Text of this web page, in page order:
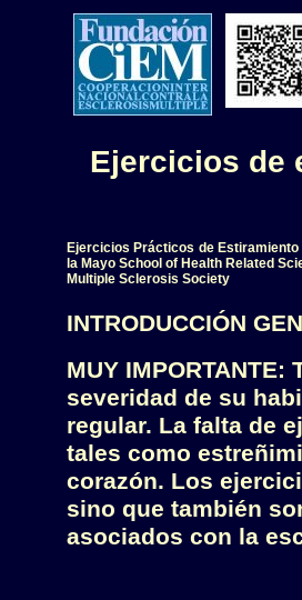
Ejercicios de
Ejercicios Prácticos de
la Mayo School of Health Related
Multiple Sclerosis Society
INTRODUCCIÓN
MUY
severidad de su
regular. La falta de
tales como
corazón. Los
sino que también
asociados con la